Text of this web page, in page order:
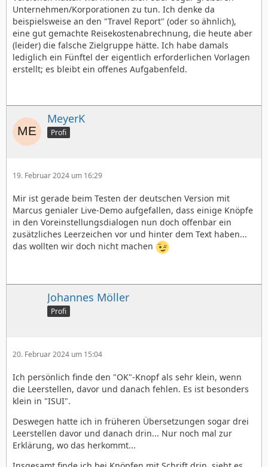
Unternehmen/Korporationen zu tun. Ich denke da
beispielsweise an den "Travel Report" (oder so ähnlich),
eine gut gemachte Reisekostenabrechnung, die heute aber
(leider) die falsche Zielgruppe hätte. Ich habe damals
lediglich ein Fünftel der eigentlich erforderlichen Vorlagen
erstellt; es bleibt ein offenes Aufgabenfeld.
MeyerK
Profi
19. Februar 2024 um 16:29
Mir ist gerade beim Testen der deutschen Version mit
Marcus genialer Live-Demo aufgefallen, dass einige Knöpfe
in den Voreinstellungsdialogen nun doch offenbar ein
zusätzliches Leerzeichen vor und hinter dem Text haben...
das wollten wir doch nicht machen
Johannes Möller
Profi
20. Februar 2024 um 15:04
Ich persönlich finde den "OK"-Knopf als sehr klein, wenn
die Leerstellen, davor und danach fehlen. Es ist besonders
klein in "ISUI".
Deswegen hatte ich in früheren Übersetzungen sogar drei
Leerstellen davor und danach drin... Nur noch mal zur
Erklärung, wo das herkommt...